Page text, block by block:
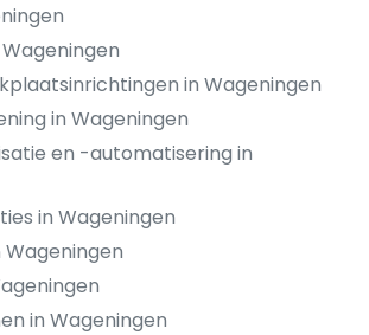
in Wageningen
in Wageningen
en -automatisering in
in Wageningen
in Wageningen